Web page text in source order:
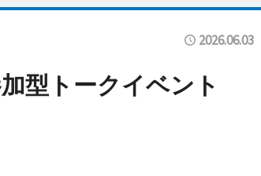
2026.06.03
型トークイベント